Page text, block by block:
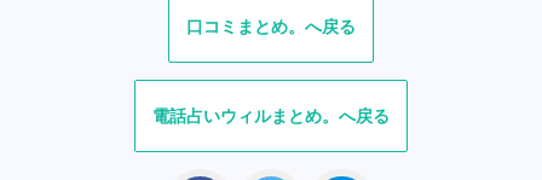
口コミ
電話占いウィル